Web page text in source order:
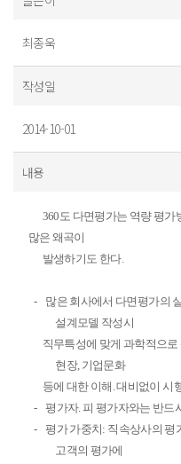
최종욱
작성일
2014-10-01
내용
360도 다면평가는 역량 평가
많은 왜곡이
발생하기도 한다.
-
많은 회사에서 다면평가의
설계모델 작성시
직무특성에 맞게과학적으로
현장, 기업문화
등에 대한 이해. 대비없이 시
-
평가자.피 평가자와는 반드
-
평가 가중치: 직속상사의 평
고객의 평가에